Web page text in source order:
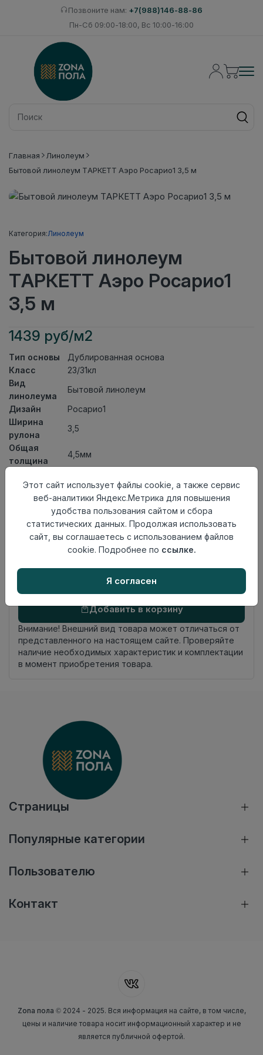
Позвоните нам: +7(988)146-88-86
Пн-Сб 09:00-18:00, Вс 10:00-16:00
Главная
Линолеум
Бытовой линолеум ТАРКЕТТ Аэро Росарио1 3,5 м
Категория:Линолеум
Бытовой линолеум
ТАРКЕТТ Аэро Росарио1
3,5 м
1439 руб/м2
Тип основы
Дублированная основа
Класс
23/31кл
Вид
линолеума
Бытовой линолеум
Дизайн
Росарио1
Ширина
рулона
3,5
Общая
толщина
4,5мм
защитного
0,35мм
АктуальностьАктуален
Страна
происхождения
Добавить в корзину
Внимание! Внешний вид товара может отличаться от
представленного на настоящем сайте. Проверяйте
наличие необходимых характеристик и комплектации
в момент приобретения товара.
Страницы
Популярные категории
Пользователю
Контакт
Zona пола © 2024 - 2025. Вся информация на сайте, в том числе,
цены и наличие товара носит информационный характер и не
является публичной офертой.
Этот сайт использует файлы cookie, а также сервис
веб-аналитики Яндекс.Метрика для повышения
удобства пользования сайтом и сбора
статистических данных. Продолжая использовать
сайт, вы соглашаетесь с использованием файлов
cookie. Подробнее по ссылке.
Я согласен